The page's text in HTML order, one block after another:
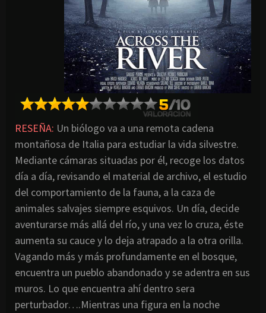
RESEÑA: Un biólogo va a una remota cadena
montañosa de Italia para estudiar la vida silvestre.
Mediante cámaras situadas por él, recoge los datos
día a día, revisando el material de archivo, el estudio
del comportamiento de la fauna, a la caza de
animales salvajes siempre esquivos. Un día, decide
aventurarse más allá del río, y una vez lo cruza, éste
aumenta su cauce y lo deja atrapado a la otra orilla.
Vagando más y más profundamente en el bosque,
encuentra un pueblo abandonado y se adentra en sus
muros. Lo que encuentra ahí dentro sera
perturbador….Mientras una figura en la noche